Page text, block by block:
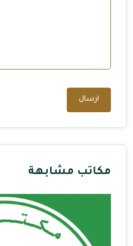
ارسال
مكاتب مشابهة